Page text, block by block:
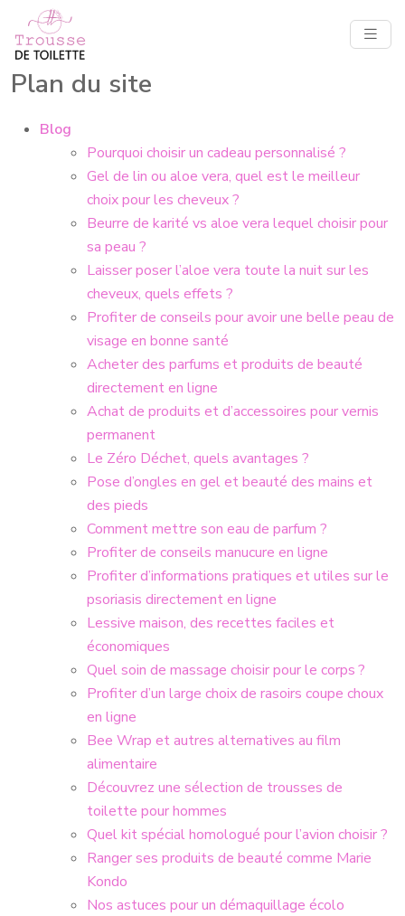
Plan du site
Blog
Pourquoi choisir un cadeau personnalisé ?
Gel de lin ou aloe vera, quel est le meilleur
choix pour les cheveux ?
Beurre de karité vs aloe vera lequel choisir pour
sa peau ?
Laisser poser l’aloe vera toute la nuit sur les
cheveux, quels effets ?
Profiter de conseils pour avoir une belle peau de
visage en bonne santé
Acheter des parfums et produits de beauté
directement en ligne
Achat de produits et d’accessoires pour vernis
permanent
Le Zéro Déchet, quels avantages ?
Pose d’ongles en gel et beauté des mains et
des pieds
Comment mettre son eau de parfum ?
Profiter de conseils manucure en ligne
Profiter d’informations pratiques et utiles sur le
psoriasis directement en ligne
Lessive maison, des recettes faciles et
économiques
Quel soin de massage choisir pour le corps ?
Profiter d’un large choix de rasoirs coupe choux
en ligne
Bee Wrap et autres alternatives au film
alimentaire
Découvrez une sélection de trousses de
toilette pour hommes
Quel kit spécial homologué pour l’avion choisir ?
Ranger ses produits de beauté comme Marie
Kondo
Nos astuces pour un démaquillage écolo